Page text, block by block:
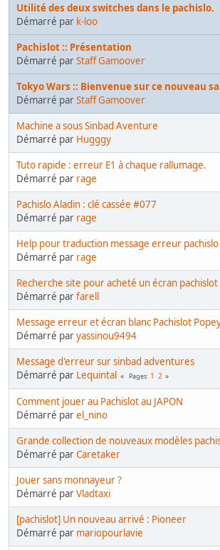
Utilité des deux switches dans le pachislo.
Démarré par k-loo
Pachislot :: Présentation
Démarré parStaff Gamoover
Tokyo Wars :: Bienvenue sur ce nouveau
Démarré parStaff Gamoover
Machine a sous Sinbad Aventure
Démarré par Hugggy
Tuto rapide : erreur E1 à chaque rallumage.
Démarré par rage
Pachislo Aladin : clé cassée #077
Démarré par rage
Help pour traduction message erreur pachislo
Démarré par rage
Recherche site pour acheté un écran pachislot
Démarré parfarell
Message erreur et écran blanc Pachislot
Démarré paryassinou9494
Message d'erreur sur sinbad adventures
Démarré par Lequintal Pages 1 2
Comment jouer au Pachislot au JAPON
Démarré parel_nino
Grande collection de nouveaux modèles
Démarré parCaretaker
Jouer sans monnayeur ?
Démarré parVladtaxi
[pachislot] Un nouveau arrivé : Pioneer
Démarré par mariopourlavie